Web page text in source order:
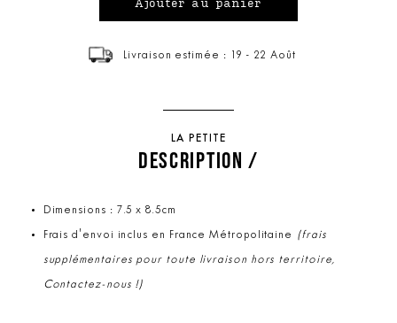
Livraison estimée : 19 - 22 Août
LA PETITE
DESCRIPTION /
Dimensions : 7.5 x 8.5cm
Frais d'envoi inclus en France Métropolitaine (frais
supplémentaires pour toute livraison hors territoire,
Contactez-nous !)